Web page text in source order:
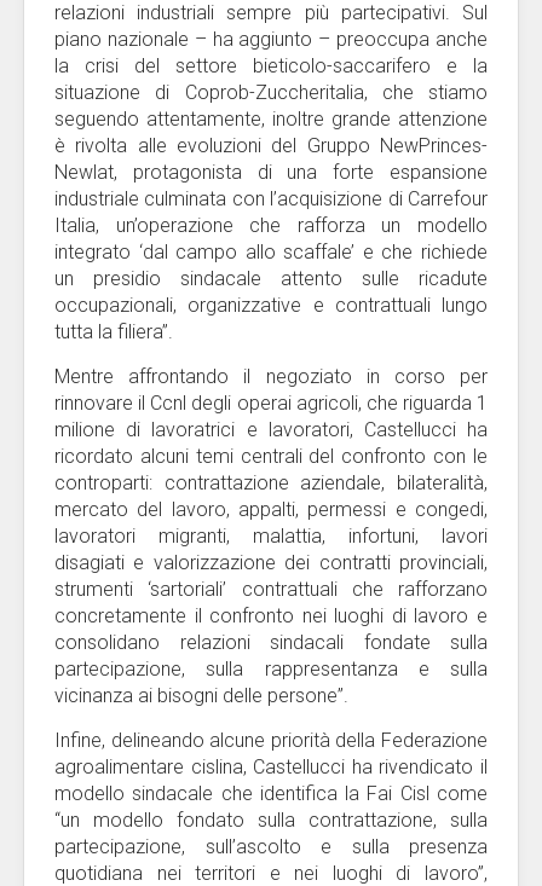
relazioni industriali sempre più partecipativi. Sul
piano nazionale – ha aggiunto – preoccupa anche
la crisi del settore bieticolo-saccarifero e la
situazione di Coprob-Zuccheritalia, che stiamo
seguendo attentamente, inoltre grande attenzione
è rivolta alle evoluzioni del Gruppo NewPrinces-
Newlat, protagonista di una forte espansione
industriale culminata con l’acquisizione di Carrefour
Italia, un’operazione che rafforza un modello
integrato ‘dal campo allo scaffale’ e che richiede
un presidio sindacale attento sulle ricadute
occupazionali, organizzative e contrattuali lungo
tutta la filiera”.
Mentre affrontando il negoziato in corso per
rinnovare il Ccnl degli operai agricoli, che riguarda 1
milione di lavoratrici e lavoratori, Castellucci ha
ricordato alcuni temi centrali del confronto con le
controparti: contrattazione aziendale, bilateralità,
mercato del lavoro, appalti, permessi e congedi,
lavoratori migranti, malattia, infortuni, lavori
disagiati e valorizzazione dei contratti provinciali,
strumenti ‘sartoriali’ contrattuali che rafforzano
concretamente il confronto nei luoghi di lavoro e
consolidano relazioni sindacali fondate sulla
partecipazione, sulla rappresentanza e sulla
vicinanza ai bisogni delle persone”.
Infine, delineando alcune priorità della Federazione
agroalimentare cislina, Castellucci ha rivendicato il
modello sindacale che identifica la Fai Cisl come
“un modello fondato sulla contrattazione, sulla
partecipazione, sull’ascolto e sulla presenza
quotidiana nei territori e nei luoghi di lavoro”,